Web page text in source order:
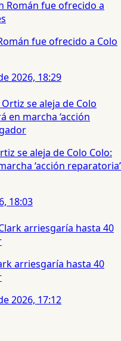
fue ofrecido a Colo
2026, 18:29
se aleja de Colo Colo:
‘acción reparatoria’
18:03
arriesgaría hasta 40
2026, 17:12